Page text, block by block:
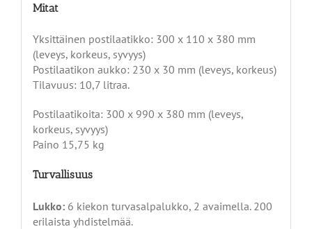
Mitat
Yksittäinen postilaatikko: 300 x 110 x 380 mm
(leveys, korkeus, syvyys)
Postilaatikon aukko: 230 x 30 mm (leveys, korkeus)
Tilavuus: 10,7 litraa.
Postilaatikoita: 300 x 990 x 380 mm (leveys,
korkeus, syvyys)
Paino 15,75 kg
Turvallisuus
Lukko:6 kiekon turvasalpalukko, 2 avaimella. 200
erilaista yhdistelmää.